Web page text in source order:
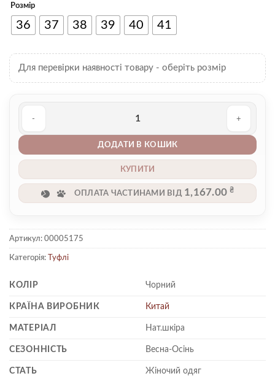
Розмір
36 37 38 39 40 41
Для перевірки наявності товару - оберіть розмір
ДОДАТИ В КОШИК
КУПИТИ
ОПЛАТА ЧАСТИНАМИ ВІД 1,167.00₴
Артикул: 00005175
Категорія: Туфлі
КОЛІР Чорний
КРАЇНА ВИРОБНИК Китай
МАТЕРІАЛ Нат.шкіра
СЕЗОННІСТЬ Весна-Осінь
СТАТЬ Жіночий одяг